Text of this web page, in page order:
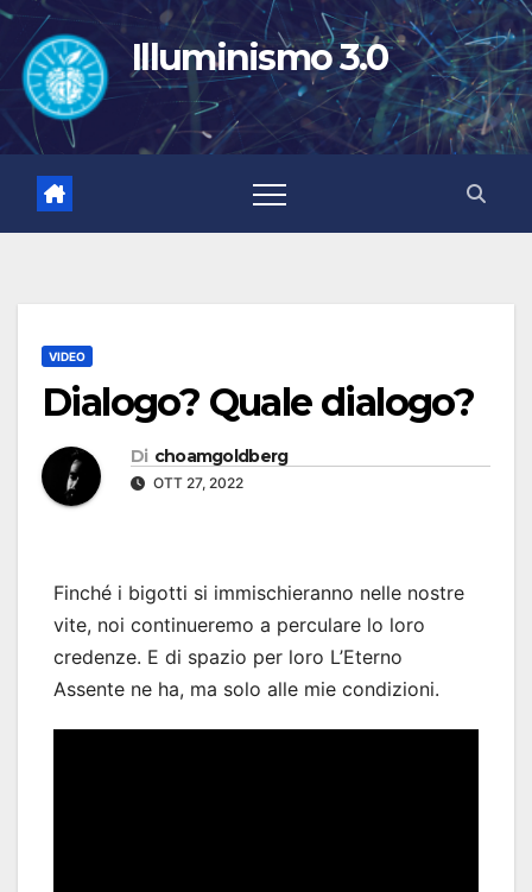
Salta
contenuto
Illuminismo 3.0
VIDEO
Dialogo? Quale dialogo?
Di choamgoldberg
OTT 27, 2022
Finché i bigotti si immischieranno nelle nostre
vite, noi continueremo a perculare lo loro
credenze. E di spazio per loro L’Eterno
Assente ne ha, ma solo alle mie condizioni.